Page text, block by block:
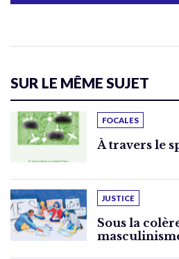
SUR LE MÊME SUJET
FOCALES
À travers le
JUSTICE
Sous la